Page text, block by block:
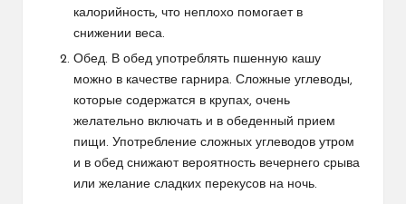
калорийность, что неплохо помогает в
снижении веса.
Обед. В обед употреблять пшенную кашу
можно в качестве гарнира. Сложные углеводы,
которые содержатся в крупах, очень
желательно включать и в обеденный прием
пищи. Употребление сложных углеводов утром
и в обед снижают вероятность вечернего срыва
или желание сладких перекусов на ночь.